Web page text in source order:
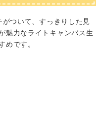
ついて、すっきりした見
魅力なライトキャンバス生
めです。